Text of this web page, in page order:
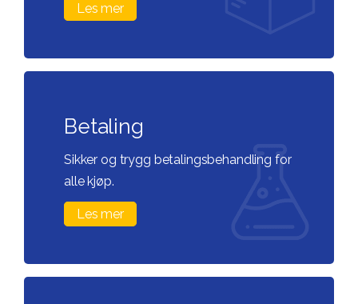
Les mer
Betaling
Sikker og trygg betalingsbehandling for
alle kjøp.
Les mer